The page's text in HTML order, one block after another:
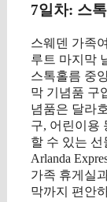
7일차: 스
스웨덴 가족
루트 마지막
스톡홀름 중
막 기념품 구
념품은 달라
구, 어린이용
할 수 있는 선
Arlanda
가족 휴게실
막까지 편안